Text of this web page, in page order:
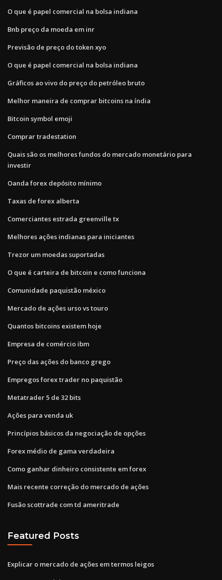
O que é papel comercial na bolsa indiana
Bnb preço da moeda em inr
Previsão de preço do token xyo
O que é papel comercial na bolsa indiana
Gráficos ao vivo do preço do petróleo bruto
Melhor maneira de comprar bitcoins na índia
Bitcoin symbol emoji
Comprar tradestation
Quais são os melhores fundos do mercado monetário para
investir
Oanda forex depósito mínimo
Taxas de forex alberta
Comerciantes estrada greenville tx
Melhores ações indianas para iniciantes
Trezor um moedas suportadas
O que é carteira de bitcoin e como funciona
Comunidade paquistão méxico
Mercado de ações urso vs touro
Quantos bitcoins existem hoje
Empresa de comércio ibm
Preço das ações do banco grego
Empregos forex trader no paquistão
Metatrader 5 de 32 bits
Ações para venda uk
Princípios básicos da negociação de opções
Forex médio de gama verdadeira
Como ganhar dinheiro consistente em forex
Mais recente correção do mercado de ações
Fusão scottrade com td ameritrade
Featured Posts
Explicar o mercado de ações em termos leigos